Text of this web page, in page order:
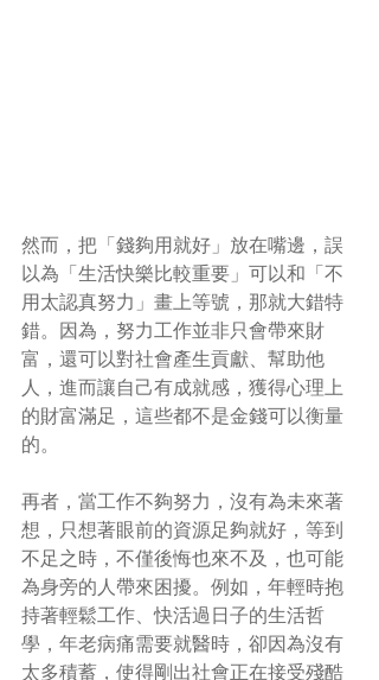
然而，把「錢夠用就好」放在嘴邊，誤
以為「生活快樂比較重要」可以和「不
用太認真努力」畫上等號，那就大錯特
錯。因為，努力工作並非只會帶來財
富，還可以對社會產生貢獻、幫助他
人，進而讓自己有成就感，獲得心理上
的財富滿足，這些都不是金錢可以衡量
的。
再者，當工作不夠努力，沒有為未來著
想，只想著眼前的資源足夠就好，等到
不足之時，不僅後悔也來不及，也可能
為身旁的人帶來困擾。例如，年輕時抱
持著輕鬆工作、快活過日子的生活哲
學，年老病痛需要就醫時，卻因為沒有
太多積蓄，使得剛出社會正在接受殘酷